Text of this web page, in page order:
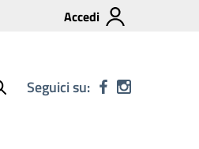
Accedi
Seguici su: